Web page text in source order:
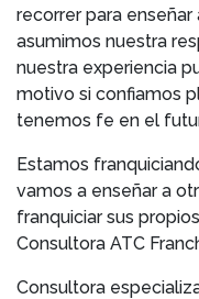
recorrer para
asumimos nuestra
nuestra experiencia
motivo si confiamos
tenemos fe en el
Estamos
vamos a enseñar a
franquiciar sus
Consultora ATC
Consultora